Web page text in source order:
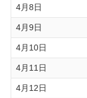
4月8日
4月9日
4月10日
4月11日
4月12日